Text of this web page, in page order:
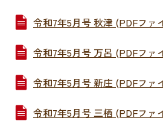
令和7年5月号 秋津 (PDFファ
令和7年5月号 万呂 (PDFファ
令和7年5月号 新庄 (PDFファ
令和7年5月号 三栖 (PDFファ